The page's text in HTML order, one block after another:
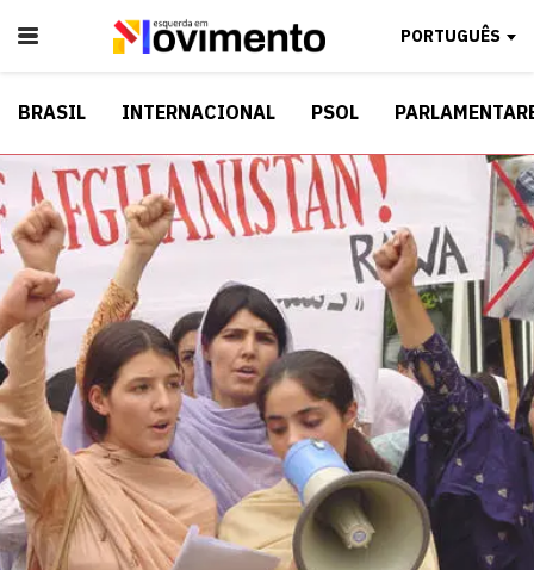
PORTUGUÊS
BRASIL INTERNACIONAL PSOL